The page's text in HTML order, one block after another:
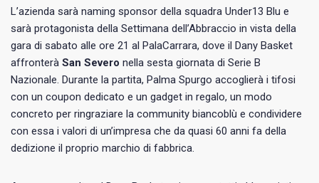
L’azienda sarà naming sponsor della squadra Under13 Blu e
sarà protagonista della Settimana dell’Abbraccio in vista della
gara di sabato alle ore 21 al PalaCarrara, dove il Dany Basket
affronterà San Severo nella sesta giornata di Serie B
Nazionale. Durante la partita, Palma Spurgo accoglierà i tifosi
con un coupon dedicato e un gadget in regalo, un modo
concreto per ringraziare la community biancoblù e condividere
con essa i valori di un’impresa che da quasi 60 anni fa della
dedizione il proprio marchio di fabbrica.